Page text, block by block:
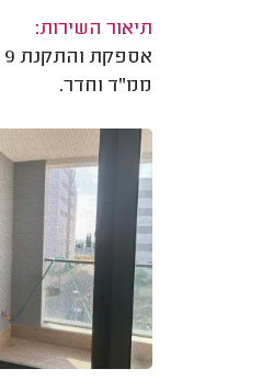
תיאור השירות:
ממ"ד וחדר.